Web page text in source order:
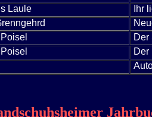
Laule
Ihr
Der
Der